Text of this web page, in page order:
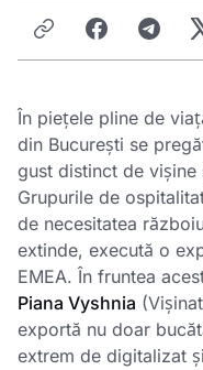
În piețele pline de
din București se
gust distinct de
Grupurile de
de necesitatea
extinde, execută o
EMEA. În fruntea
Piana Vyshnia
exportă nu doar
extrem de digitalizat